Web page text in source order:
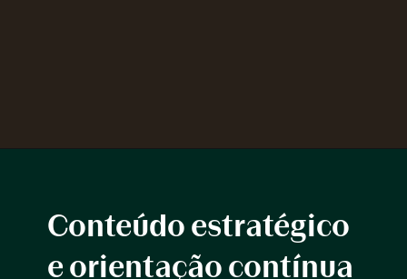
Conteúdo estratégico
e orientação contínua